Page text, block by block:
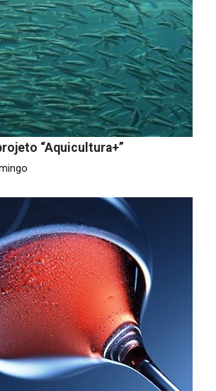
“Aquicultura+”